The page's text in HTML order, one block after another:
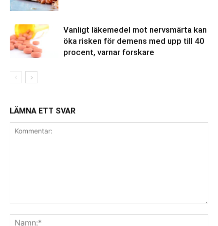
Vanligt läkemedel mot nervsmärta kan
öka risken för demens med upp till 40
procent, varnar forskare
LÄMNA ETT SVAR